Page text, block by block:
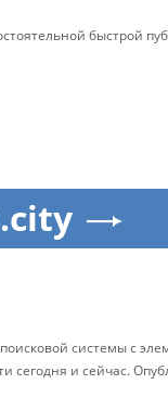
быстрой
системы с
и сейчас.